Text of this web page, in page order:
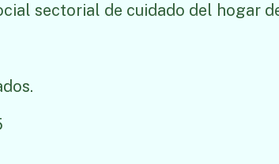
sectorial de cuidado del hogar